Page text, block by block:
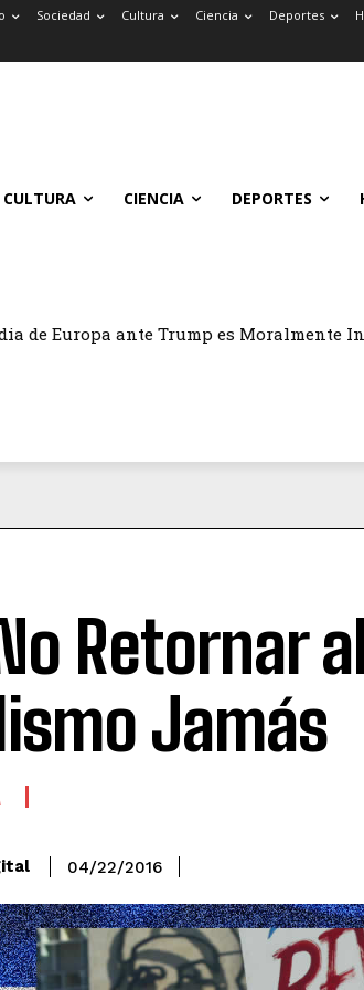
Sociedad Cultura Ciencia Deportes
CULTURA CIENCIA DEPORTES
de Europa ante Trump es Moralmente
Retornar
Jamás
04/22/2016